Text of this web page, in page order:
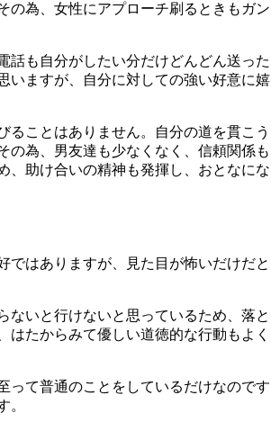
の為、女性にアプローチ刷るときもガン
話も自分がしたい分だけどんどん送った
いますが、自分に対しての強い好意に嬉
ることはありません。自分の道を貫こう
の為、男友達も少なくなく、信頼関係も
、助け合いの精神も発揮し、おとなにな
ではありますが、見た目が怖いだけだと
ないと行けないと思っているため、落と
はたからみて優しい道徳的な行動もよく
って普通のことをしているだけなのです
。